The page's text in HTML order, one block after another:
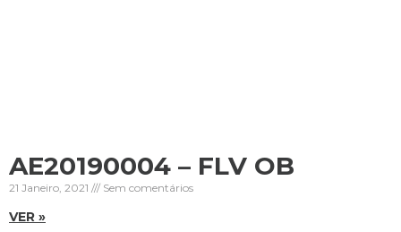
AE20190004 – FLV OB
21 Janeiro, 2021 Sem comentários
VER »